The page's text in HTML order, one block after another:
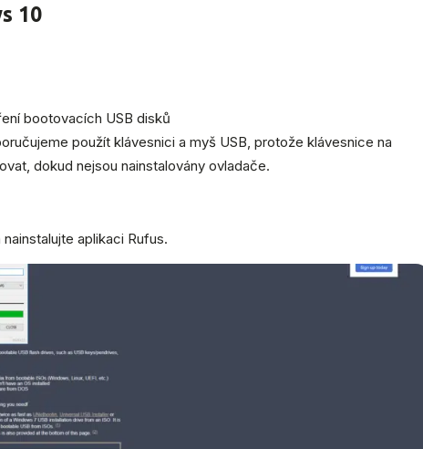
10
bootovacích USB disků
použít klávesnici a myš USB, protože klávesnice na
dokud nejsou nainstalovány ovladače.
aplikaci Rufus.